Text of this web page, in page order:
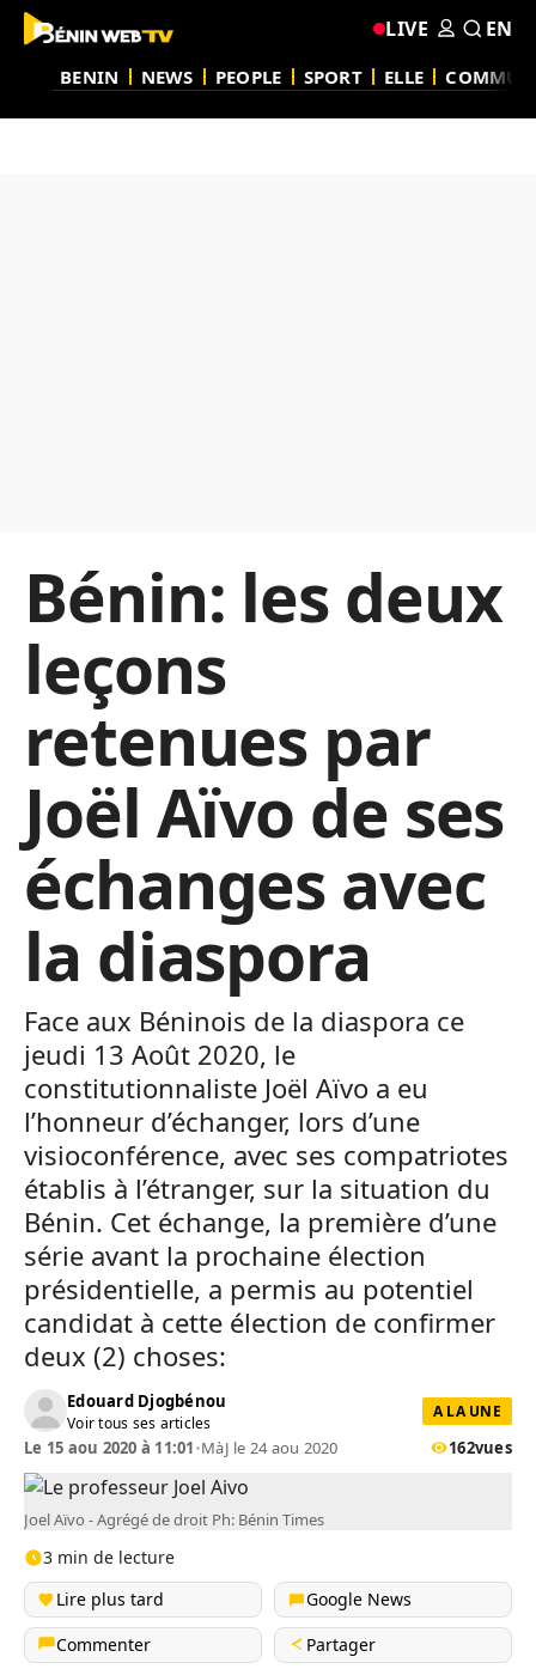
BENIN NEWS PEOPLE SPORT ELLE
LIVE EN
Bénin: les deux
leçons
retenues par
Joël Aïvo de ses
échanges avec
la diaspora
Face aux Béninois de la diaspora ce
jeudi 13 Août 2020, le
constitutionnaliste Joël Aïvo a eu
l’honneur d’échanger, lors d’une
visioconférence, avec ses compatriotes
établis à l’étranger, sur la situation du
Bénin. Cet échange, la première d’une
série avant la prochaine élection
présidentielle, a permis au potentiel
candidat à cette élection de confirmer
deux (2) choses:
Edouard Djogbénou
Voir tous ses articles
A LA UNE
Le 15 aou 2020 à 11:01•MàJ le 24 aou 2020 162vues
Joel Aïvo - Agrégé de droit Ph: Bénin Times
3 min de lecture
Lire plus tard
Google News
Commenter
Partager